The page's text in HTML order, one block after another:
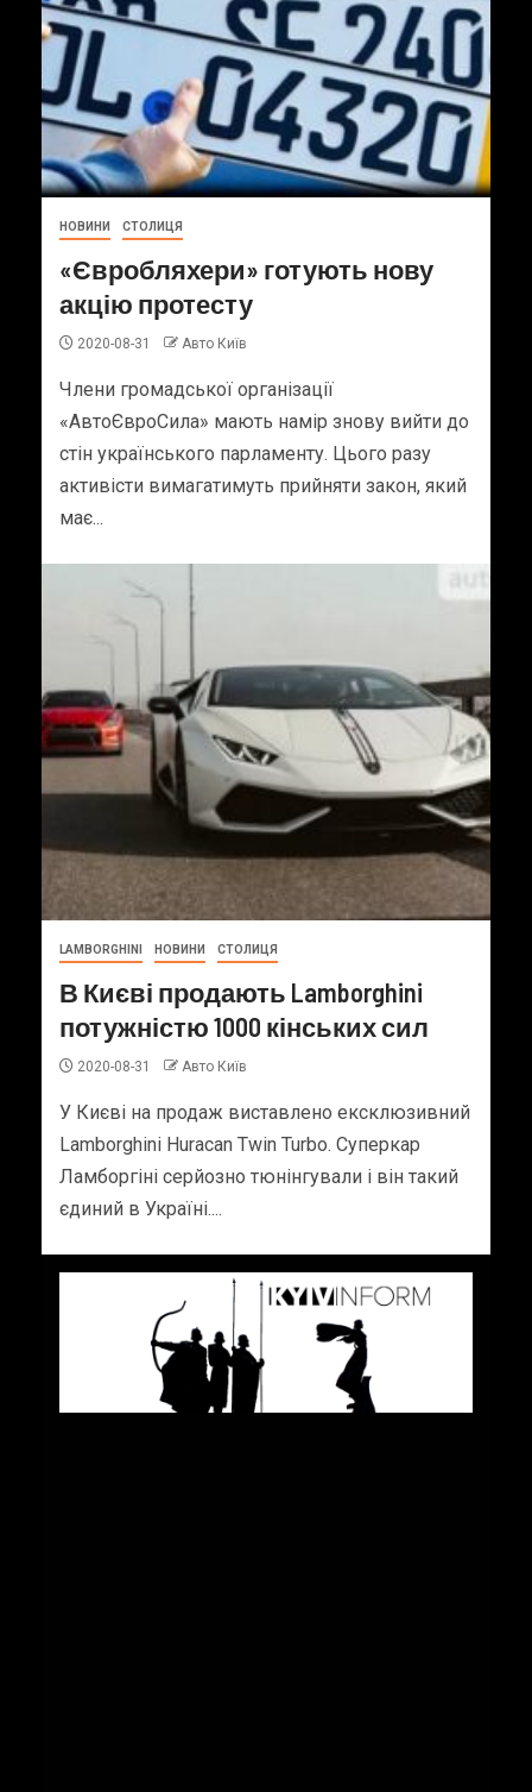
НОВИНИ СТОЛИЦЯ
«Євробляхери» готують нову
акцію протесту
2020-08-31 Авто Київ
Члени громадської організації
«АвтоЄвроСила» мають намір знову вийти до
стін українського парламенту. Цього разу
активісти вимагатимуть прийняти закон, який
має...
LAMBORGHINI НОВИНИ СТОЛИЦЯ
В Києві продають Lamborghini
потужністю 1000 кінських сил
2020-08-31 Авто Київ
У Києві на продаж виставлено ексклюзивний
Lamborghini Huracan Twin Turbo. Суперкар
Ламборгіні серйозно тюнінгували і він такий
єдиний в Україні....